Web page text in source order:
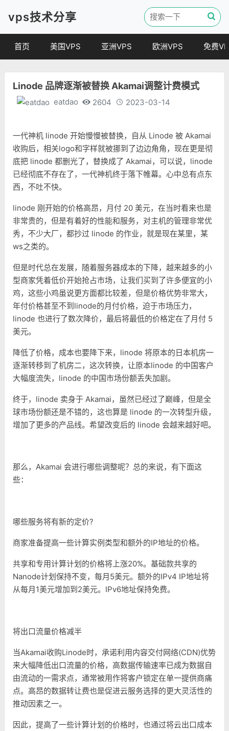
vps技术分享
首页 美国VPS 亚洲VPS 欧洲VPS 免费
Linode 品牌逐渐被替换 Akamai调整计费模式
eatdao 2604 2023-03-14
一代神机 linode 开始慢慢被替换，自从 Linode 被 Akamai
收购后，相关logo和字样就被挪到了边边角角，现在更是彻
底把 linode 都删光了，替换成了 Akamai，可以说，linode
已经彻底不存在了，一代神机终于落下帷幕。心中总有点东
西，不吐不快。
linode 刚开始的价格高昂，月付 20 美元，在当时看来也是
非常贵的，但是有着好的性能和服务，对主机的管理非常优
秀，不少大厂，都抄过 linode 的作业，就是现在某里，某
ws之类的。
但是时代总在发展，随着服务器成本的下降，越来越多的小
型商家凭着低价开始抢占市场，让我们买到了许多便宜的小
鸡，这些小鸡虽说更方面都比较差，但是价格优势非常大，
年付价格甚至不到linode的月付价格，迫于市场压力，
linode 也进行了数次降价，最后将最低的价格定在了月付 5
美元。
降低了价格，成本也要降下来，linode 将原本的日本机房一
逐渐转移到了机房二，这次转换，让原本linode 的中国客户
大幅度流失，linode 的中国市场份额丢失加剧。
终于，linode 卖身于 Akamai，虽然已经过了巅峰，但是全
球市场份额还是不错的，这也算是 linode 的一次转型升级，
增加了更多的产品线。希望改变后的 linode 会越来越好吧。
那么，Akamai 会进行哪些调整呢？总的来说，有下面这
些：
哪些服务将有新的定价?
商家准备提高一些计算实例类型和额外的IP地址的价格。
共享和专用计算计划的价格将上涨20%。基础款共享的
Nanode计划保持不变，每月5美元。额外的IPv4 IP地址将
从每月1美元增加到2美元。IPv6地址保持免费。
将出口流量价格减半
当Akamai收购Linode时，承诺利用内容交付网络(CDN)优势
来大幅降低出口流量的价格，高数据传输速率已成为数据自
由流动的一需求点，通常被用作将客户锁定在单一提供商痛
点。高昂的数据转让费也是促进云服务选择的更大灵活性的
推动因素之一。
因此，提高了一些计算计划的价格时，也通过将云出口成本